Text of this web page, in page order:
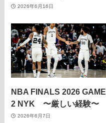
2026年6月16日
NBA FINALS 2026 GAME
2 NYK 〜厳しい経験〜
2026年6月7日